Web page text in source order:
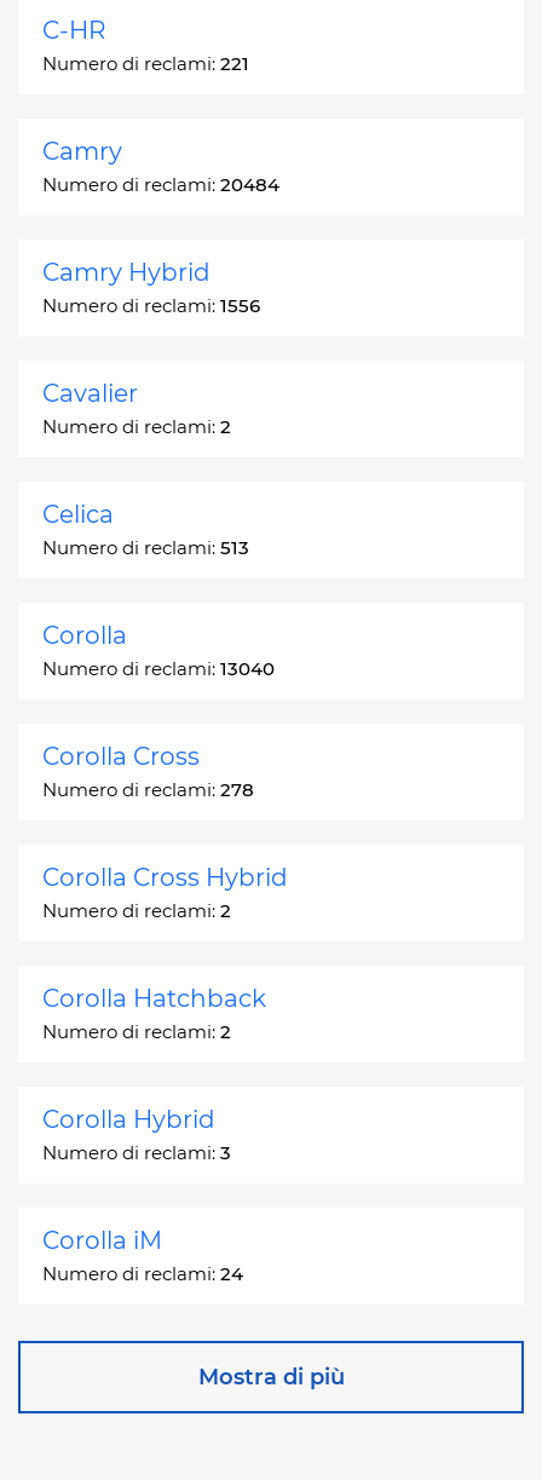
C-HR
Numero di reclami: 221
Camry
Numero di reclami: 20484
Camry Hybrid
Numero di reclami: 1556
Cavalier
Numero di reclami: 2
Celica
Numero di reclami: 513
Corolla
Numero di reclami: 13040
Corolla Cross
Numero di reclami: 278
Corolla Cross Hybrid
Numero di reclami: 2
Corolla Hatchback
Numero di reclami: 2
Corolla Hybrid
Numero di reclami: 3
Corolla iM
Numero di reclami: 24
Mostra di più